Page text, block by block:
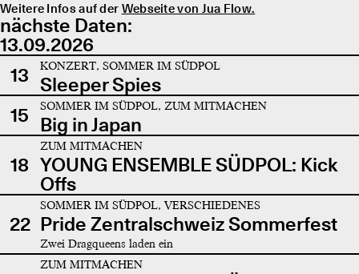
Weitere Infos auf der Webseite von Jua Flow.
nächste Daten:
13.09.2026
13
KONZERT, SOMMER IM SÜDPOL
Sleeper Spies
15
SOMMER IM SÜDPOL, ZUM MITMACHEN
Big in Japan
18
ZUM MITMACHEN
YOUNG ENSEMBLE SÜDPOL: Kick
Offs
22
SOMMER IM SÜDPOL, VERSCHIEDENES
Pride Zentralschweiz Sommerfest
Zwei Dragqueens laden ein
ZUM MITMACHEN